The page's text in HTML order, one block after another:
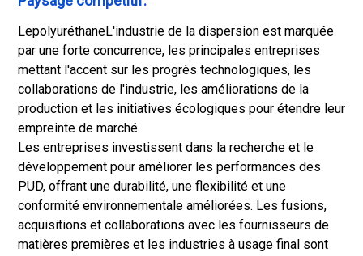
LepolyuréthaneL'industrie de la dispersion est marquée
par une forte concurrence, les principales entreprises
mettant l'accent sur les progrès technologiques, les
collaborations de l'industrie, les améliorations de la
production et les initiatives écologiques pour étendre leur
empreinte de marché.
Les entreprises investissent dans la recherche et le
développement pour améliorer les performances des
PUD, offrant une durabilité, une flexibilité et une
conformité environnementale améliorées. Les fusions,
acquisitions et collaborations avec les fournisseurs de
matières premières et les industries à usage final sont